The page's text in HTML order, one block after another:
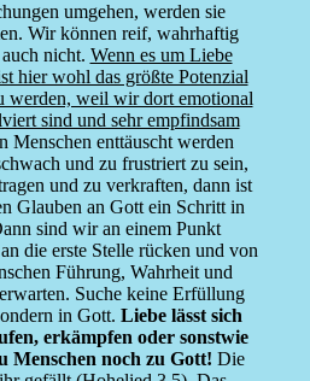
umgehen, werden sie
Wir können reif, wahrhaftig
nicht. Wenn es um Liebe
hier wohl das größte Potenzial
werden, weil wir dort emotional
sind und sehr empfindsam
Menschen enttäuscht werden
und zu frustriert zu sein,
und zu verkraften, dann ist
Glauben an Gott ein Schritt in
sind wir an einem Punkt
die erste Stelle rücken und von
Führung, Wahrheit und
Suche keine Erfüllung
in Gott. Liebe lässt sich
erkämpfen oder sonstwie
Menschen noch zu Gott! Die